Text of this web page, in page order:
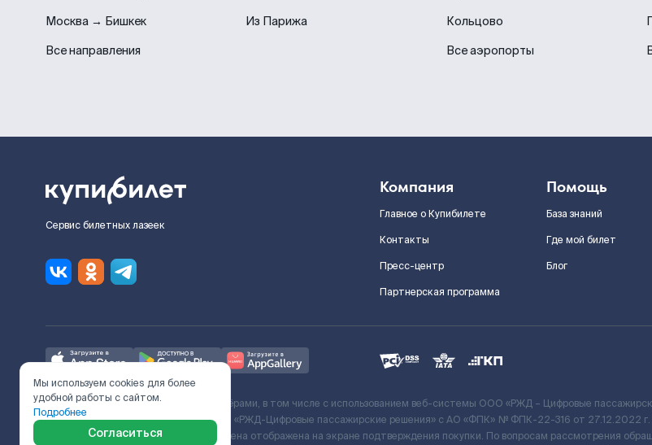
Москва → Бишкек
Все направления
Из Парижа
Кольцово
Все аэропорты
Сервис билетных лазеек
Компания
Главное о Купибилете
Контакты
Пресс-центр
Партнерская программа
Помощь
База знаний
Где мой билет
Блог
Ж/Д билеты предоставляются партнёрами, в том числе с использованием веб-системы ООО «РЖД – Цифровые
с Поставщиком услуг и Договора ООО «РЖД-Цифровые пассажирские решения» c АО «ФПК» № ФПК-22-316 от 27.12.2022
включает сервисный сбор. Итоговая цена отображена на экране подтверждения покупки. По вопросам рассмотрения
Мы используем cookies для более
удобной работы с сайтом.
Подробнее
Согласиться